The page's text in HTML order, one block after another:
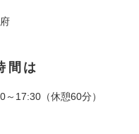
間は
～17:30（休憩60分）